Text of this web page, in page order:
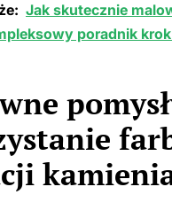
Jak skutecznie
poradnik